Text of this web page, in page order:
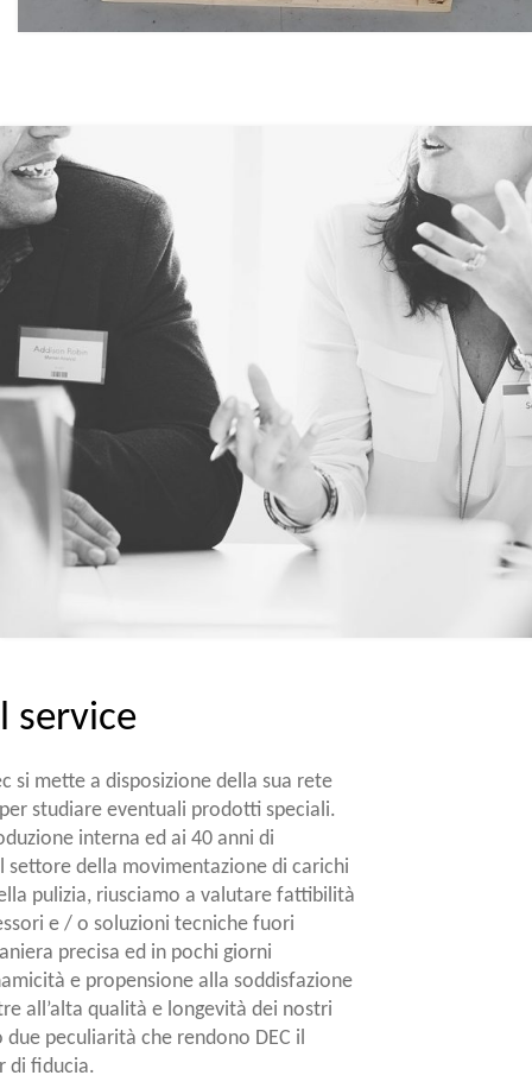
service
si mette a disposizione della sua rete
studiare eventuali prodotti speciali.
interna ed ai 40 anni di
settore della movimentazione di carichi
pulizia, riusciamo a valutare fattibilità
e / o soluzioni tecniche fuori
precisa ed in pochi giorni
e propensione alla soddisfazione
all’alta qualità e longevità dei nostri
peculiarità che rendono DEC il
di fiducia.